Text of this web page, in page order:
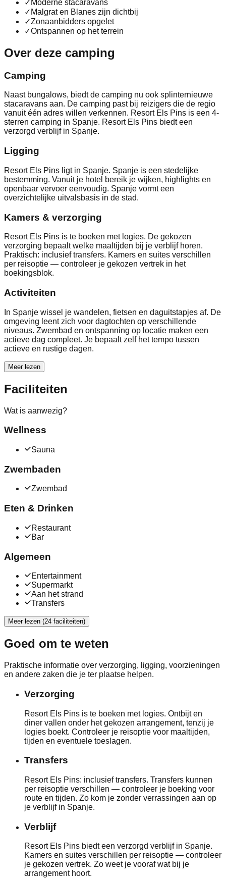
✓ Moderne stacaravans
✓ Malgrat en Blanes zijn dichtbij
✓Zonaanbidders opgelet
✓Ontspannen op het terrein
Over deze camping
Camping
Naast bungalows, biedt de camping nu ook splinternieuwe
stacaravans aan. De camping past bij reizigers die de regio
vanuit één adres willen verkennen. Resort Els Pins is een 4-
sterren camping in Spanje. Resort Els Pins biedt een
verzorgd verblijf in Spanje.
Ligging
Resort Els Pins ligt in Spanje. Spanje is een stedelijke
bestemming. Vanuit je hotel bereik je wijken, highlights en
openbaar vervoer eenvoudig. Spanje vormt een
overzichtelijke uitvalsbasis in de stad.
Kamers & verzorging
Resort Els Pins is te boeken met logies. De gekozen
verzorging bepaalt welke maaltijden bij je verblijf horen.
Praktisch: inclusief transfers. Kamers en suites verschillen
per reisoptie — controleer je gekozen vertrek in het
boekingsblok.
Activiteiten
In Spanje wissel je wandelen, fietsen en daguitstapjes af. De
omgeving leent zich voor dagtochten op verschillende
niveaus. Zwembad en ontspanning op locatie maken een
actieve dag compleet. Je bepaalt zelf het tempo tussen
actieve en rustige dagen.
Meer lezen
Faciliteiten
Wat is aanwezig?
Wellness
Sauna
Zwembaden
Zwembad
Eten & Drinken
Restaurant
Bar
Algemeen
Entertainment
Supermarkt
Aan het strand
Transfers
Meer lezen (24 faciliteiten)
Goed om te weten
Praktische informatie over verzorging, ligging, voorzieningen
en andere zaken die je ter plaatse helpen.
Verzorging
Resort Els Pins is te boeken met logies. Ontbijt en
diner vallen onder het gekozen arrangement, tenzij je
logies boekt. Controleer je reisoptie voor maaltijden,
tijden en eventuele toeslagen.
Transfers
Resort Els Pins: inclusief transfers. Transfers kunnen
per reisoptie verschillen — controleer je boeking voor
route en tijden. Zo kom je zonder verrassingen aan op
je verblijf in Spanje.
Verblijf
Resort Els Pins biedt een verzorgd verblijf in Spanje.
Kamers en suites verschillen per reisoptie — controleer
je gekozen vertrek. Zo weet je vooraf wat bij je
arrangement hoort.